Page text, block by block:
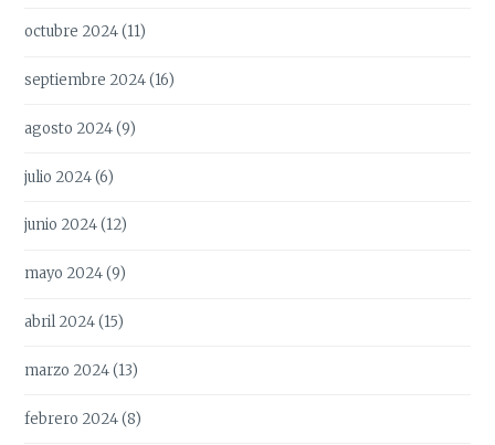
octubre 2024(11)
septiembre 2024(16)
agosto 2024(9)
julio 2024(6)
junio 2024(12)
mayo 2024(9)
abril 2024(15)
marzo 2024(13)
febrero 2024(8)